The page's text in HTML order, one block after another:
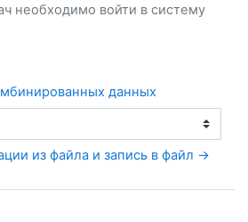
необходимо войти в систему
данных
из файла и запись в файл →